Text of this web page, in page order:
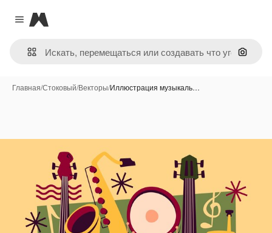
Close menu
Magnific
Поиск
Главная/Стоковый/Векторы/Иллюстрация музыкаль…